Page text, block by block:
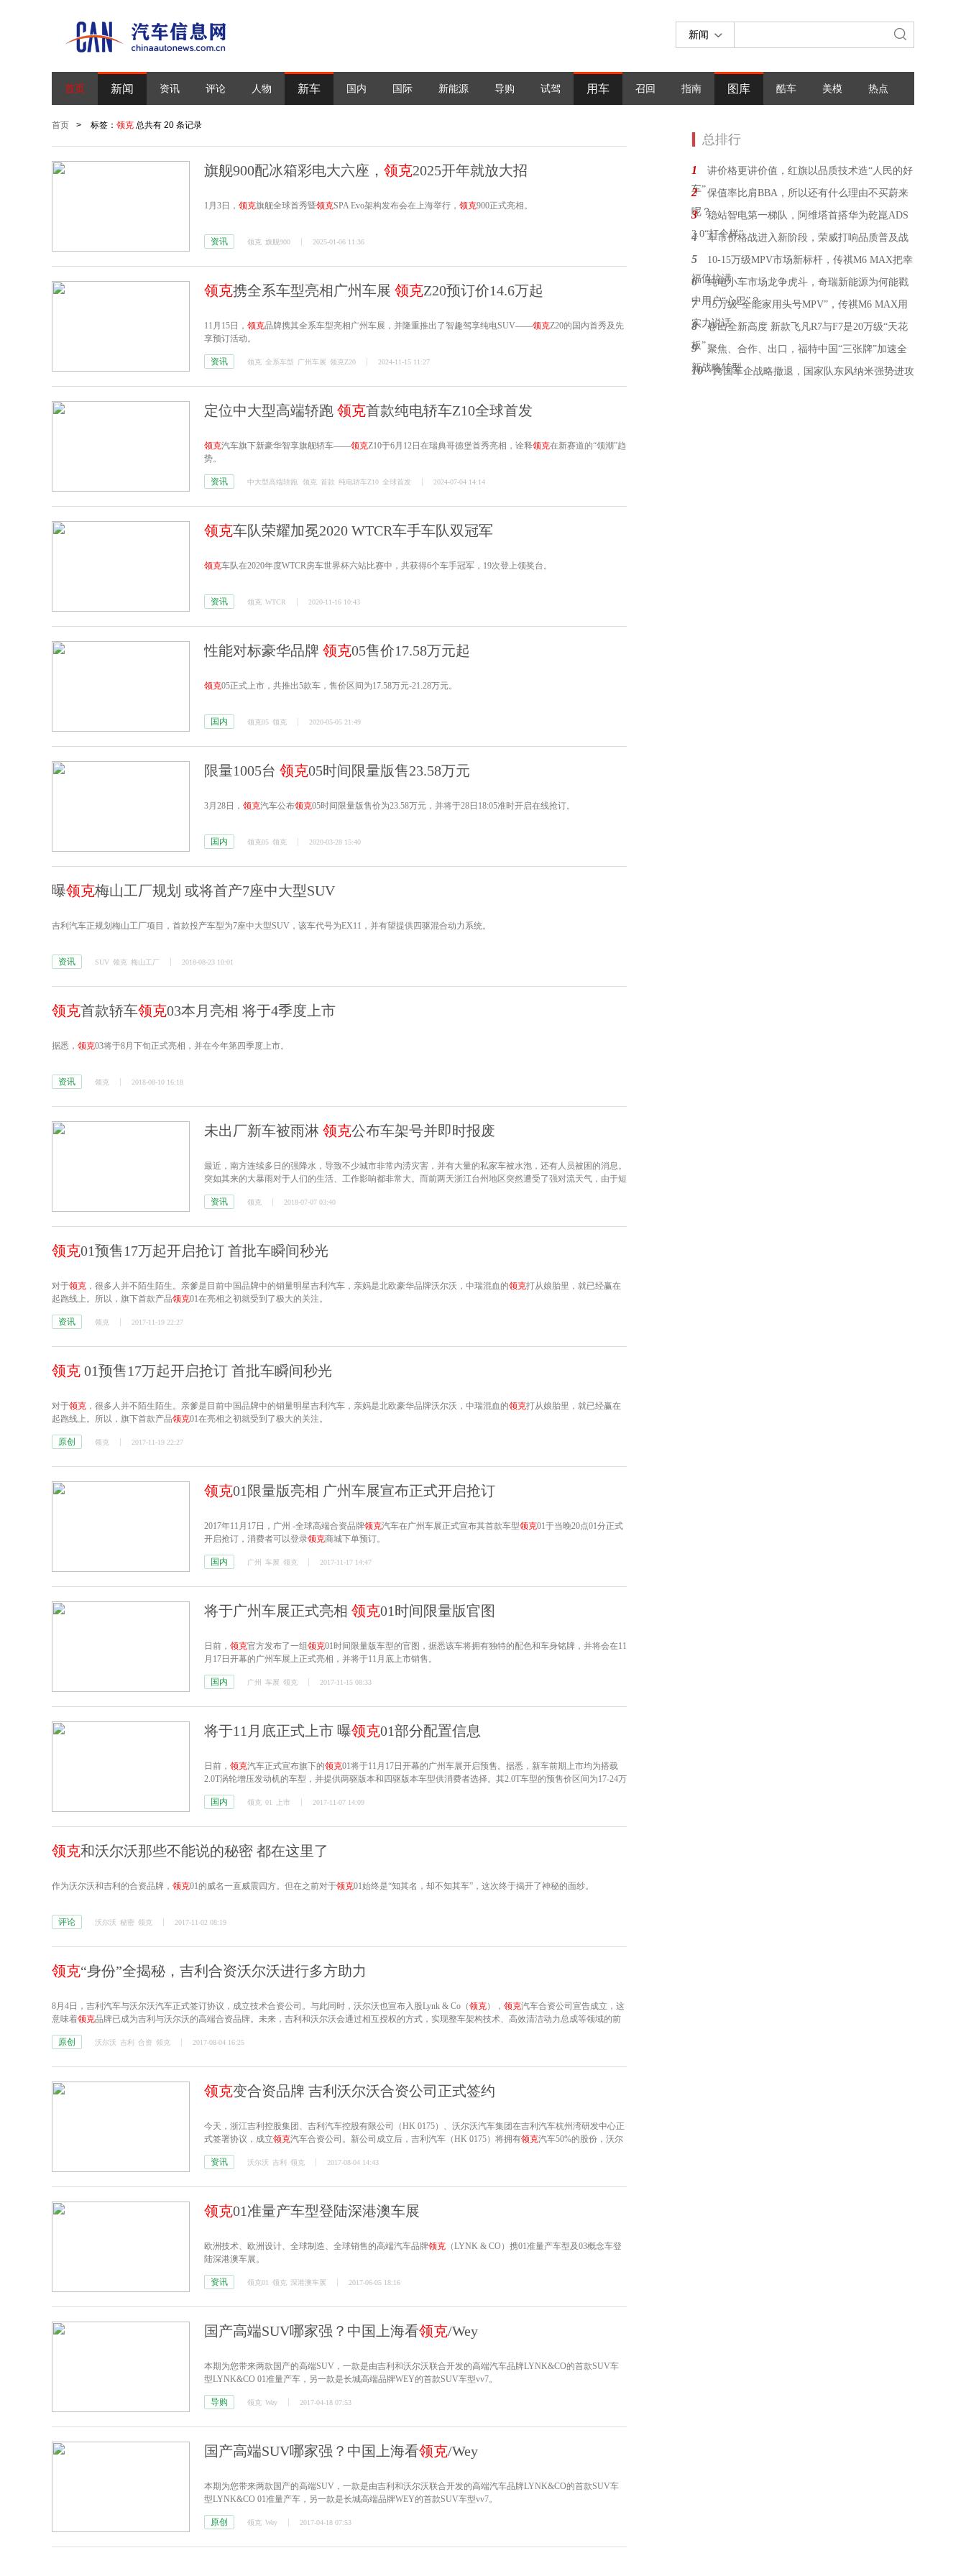
新闻
首页 新闻 资讯 评论 人物 新车 国内 国际 新能源 导购 试驾 用车 召回 指南 图库 酷车 美模 热点
首页 > 标签： 领克 总共有 20 条记录
旗舰900配冰箱彩电大六座， 领克2025开年就放大招
1月3日， 领克旗舰全球首秀暨领克SPA Evo架构发布会在上海举行， 领克900正式亮相。
资讯 领克 旗舰900 2025-01-06 11:36
领克携全系车型亮相广州车展 领克Z20预订价14.6万起
11月15日， 领克品牌携其全系车型亮相广州车展，并隆重推出了智趣驾享纯电SUV——领克Z20的国内首秀及先
享预订活动。
资讯 领克 全系车型 广州车展 领克Z20 2024-11-15 11:27
定位中大型高端轿跑 领克首款纯电轿车Z10全球首发
领克汽车旗下新豪华智享旗舰轿车——领克Z10于6月12日在瑞典哥德堡首秀亮相，诠释领克在新赛道的“领潮”趋
势。
资讯 中大型高端轿跑 领克 首款 纯电轿车Z10 全球首发 2024-07-04 14:14
领克车队荣耀加冕2020 WTCR车手车队双冠军
领克车队在2020年度WTCR房车世界杯六站比赛中，共获得6个车手冠军，19次登上领奖台。
资讯 领克 WTCR 2020-11-16 10:43
性能对标豪华品牌 领克05售价17.58万元起
领克05正式上市，共推出5款车，售价区间为17.58万元-21.28万元。
国内 领克05 领克 2020-05-05 21:49
限量1005台 领克05时间限量版售23.58万元
3月28日， 领克汽车公布领克05时间限量版售价为23.58万元，并将于28日18:05准时开启在线抢订。
国内 领克05 领克 2020-03-28 15:40
曝领克梅山工厂规划 或将首产7座中大型SUV
吉利汽车正规划梅山工厂项目，首款投产车型为7座中大型SUV，该车代号为EX11，并有望提供四驱混合动力系统。
资讯 SUV 领克 梅山工厂 2018-08-23 10:01
领克首款轿车领克03本月亮相 将于4季度上市
据悉， 领克03将于8月下旬正式亮相，并在今年第四季度上市。
资讯 领克 2018-08-10 16:18
未出厂新车被雨淋 领克公布车架号并即时报废
最近，南方连续多日的强降水，导致不少城市非常内涝灾害，并有大量的私家车被水泡，还有人员被困的消息。
突如其来的大暴雨对于人们的生活、工作影响都非常大。而前两天浙江台州地区突然遭受了强对流天气，由于短
了漏雨情况。
资讯 领克 2018-07-07 03:40
领克01预售17万起开启抢订 首批车瞬间秒光
对于领克 ，很多人并不陌生陌生。亲爹是目前中国品牌中的销量明星吉利汽车，亲妈是北欧豪华品牌沃尔沃，中瑞混血的领克打从娘胎里，就已经赢在
起跑线上。所以，旗下首款产品领克01在亮相之初就受到了极大的关注。
资讯 领克 2017-11-19 22:27
领克 01预售17万起开启抢订 首批车瞬间秒光
对于领克 ，很多人并不陌生陌生。亲爹是目前中国品牌中的销量明星吉利汽车，亲妈是北欧豪华品牌沃尔沃，中瑞混血的领克打从娘胎里，就已经赢在
起跑线上。所以，旗下首款产品领克01在亮相之初就受到了极大的关注。
原创 领克 2017-11-19 22:27
领克01限量版亮相 广州车展宣布正式开启抢订
2017年11月17日，广州 -全球高端合资品牌领克汽车在广州车展正式宣布其首款车型领克01于当晚20点01分正式
开启抢订，消费者可以登录领克商城下单预订。
国内 广州 车展 领克 2017-11-17 14:47
将于广州车展正式亮相 领克01时间限量版官图
日前， 领克官方发布了一组领克01时间限量版车型的官图，据悉该车将拥有独特的配色和车身铭牌，并将会在11
月17日开幕的广州车展上正式亮相，并将于11月底上市销售。
国内 广州 车展 领克 2017-11-15 08:33
将于11月底正式上市 曝领克01部分配置信息
日前， 领克汽车正式宣布旗下的领克01将于11月17日开幕的广州车展开启预售。据悉，新车前期上市均为搭载
2.0T涡轮增压发动机的车型，并提供两驱版本和四驱版本车型供消费者选择。其2.0T车型的预售价区间为17-24万
国内
领克 01 上市 2017-11-07 14:09
领克和沃尔沃那些不能说的秘密 都在这里了
作为沃尔沃和吉利的合资品牌， 领克01的威名一直威震四方。但在之前对于领克01始终是“知其名，却不知其车”，这次终于揭开了神秘的面纱。
评论 沃尔沃 秘密 领克 2017-11-02 08:19
领克“身份”全揭秘，吉利合资沃尔沃进行多方助力
8月4日，吉利汽车与沃尔沃汽车正式签订协议，成立技术合资公司。与此同时，沃尔沃也宣布入股Lynk & Co（领克）， 领克汽车合资公司宣告成立，这
意味着领克品牌已成为吉利与沃尔沃的高端合资品牌。未来，吉利和沃尔沃会通过相互授权的方式，实现整车架构技术、高效清洁动力总成等领域的前
原创
沃尔沃 吉利 合资 领克 2017-08-04 16:25
领克变合资品牌 吉利沃尔沃合资公司正式签约
今天，浙江吉利控股集团、吉利汽车控股有限公司（HK 0175）、沃尔沃汽车集团在吉利汽车杭州湾研发中心正
式签署协议，成立领克汽车合资公司。新公司成立后，吉利汽车（HK 0175）将拥有领克汽车50%的股份，沃尔
资讯
沃尔沃 吉利 领克 2017-08-04 14:43
领克01准量产车型登陆深港澳车展
欧洲技术、欧洲设计、全球制造、全球销售的高端汽车品牌领克 （LYNK & CO）携01准量产车型及03概念车登
陆深港澳车展。
资讯 领克01 领克 深港澳车展 2017-06-05 18:16
国产高端SUV哪家强？中国上海看领克/Wey
本期为您带来两款国产的高端SUV，一款是由吉利和沃尔沃联合开发的高端汽车品牌LYNK&CO的首款SUV车
型LYNK&CO 01准量产车，另一款是长城高端品牌WEY的首款SUV车型vv7。
导购 领克 Wey 2017-04-18 07:53
国产高端SUV哪家强？中国上海看领克/Wey
本期为您带来两款国产的高端SUV，一款是由吉利和沃尔沃联合开发的高端汽车品牌LYNK&CO的首款SUV车
型LYNK&CO 01准量产车，另一款是长城高端品牌WEY的首款SUV车型vv7。
原创 领克 Wey 2017-04-18 07:53
总排行
1
讲价格更讲价值，红旗以品质技术造“人民的好
车”
2
保值率比肩BBA，所以还有什么理由不买蔚来
呢？
3
稳站智电第一梯队，阿维塔首搭华为乾崑ADS
3.0“打个样”
4 车市价格战进入新阶段，荣威打响品质普及战
5
10-15万级MPV市场新标杆，传祺M6 MAX把幸
福值拉满
6
纯电小车市场龙争虎斗，奇瑞新能源为何能戳
中用户“心巴”？
7
15万级“全能家用头号MPV”，传祺M6 MAX用
实力说话
8
卷出全新高度 新款飞凡R7与F7是20万级“天花
板”
9
聚焦、合作、出口，福特中国“三张牌”加速全
新战略转型
10 跨国车企战略撤退，国家队东风纳米强势进攻